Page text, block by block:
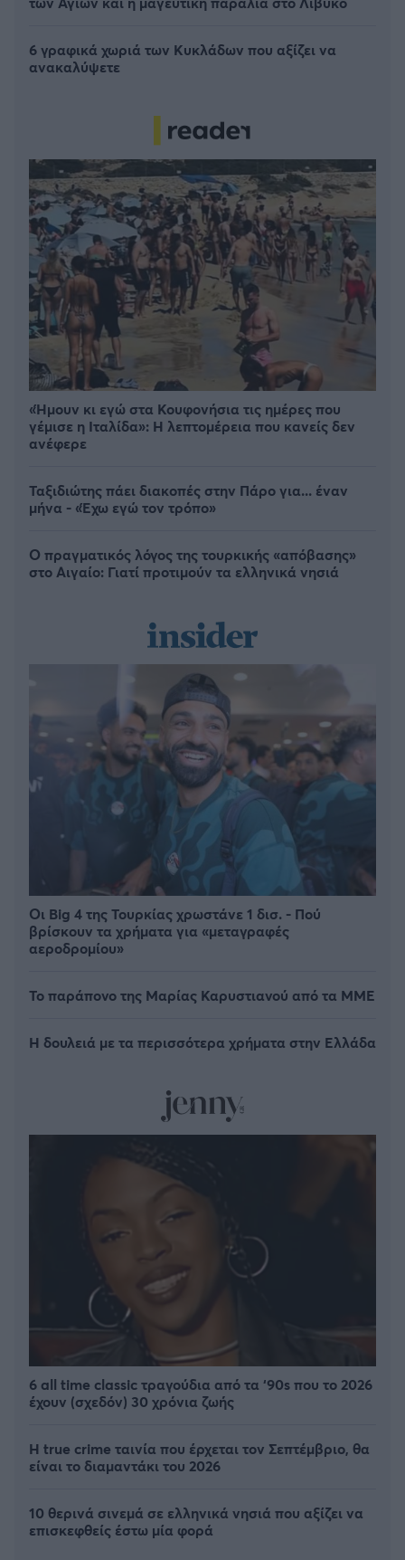
6 γραφικά χωριά των Κυκλάδων που αξίζει να
ανακαλύψετε
«Ήμουν κι εγώ στα Κουφονήσια τις ημέρες που
γέμισε η Ιταλίδα»: Η λεπτομέρεια που κανείς δεν
ανέφερε
Ταξιδιώτης πάει διακοπές στην Πάρο για... έναν
μήνα - «Έχω εγώ τον τρόπο»
Ο πραγματικός λόγος της τουρκικής «απόβασης»
στο Αιγαίο: Γιατί προτιμούν τα ελληνικά νησιά
Οι Big 4 της Τουρκίας χρωστάνε 1 δισ. - Πού
βρίσκουν τα χρήματα για «μεταγραφές
αεροδρομίου»
Το παράπονο της Μαρίας Καρυστιανού από τα ΜΜΕ
Η δουλειά με τα περισσότερα χρήματα στην Ελλάδα
6 all time classic τραγούδια από τα ‘90s που το 2026
έχουν (σχεδόν) 30 χρόνια ζωής
Η true crime ταινία που έρχεται τον Σεπτέμβριο, θα
είναι το διαμαντάκι του 2026
10 θερινά σινεμά σε ελληνικά νησιά που αξίζει να
επισκεφθείς έστω μία φορά